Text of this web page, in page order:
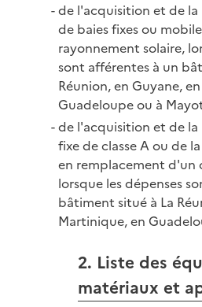
de l'acquisition et de
de baies fixes ou
rayonnement solaire,
sont afférentes à un
Réunion, en Guyane,
Guadeloupe ou à
de l'acquisition et de
fixe de classe A ou de
en remplacement d'un
lorsque les dépenses
bâtiment situé à La
Martinique, en
2. Liste des
matériaux et